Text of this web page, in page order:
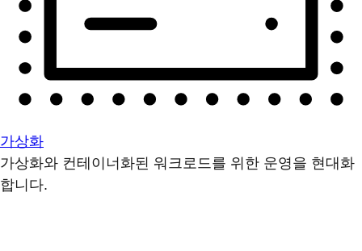
가상화
가상화와 컨테이너화된 워크로드를 위한 운영을 현대화
합니다.